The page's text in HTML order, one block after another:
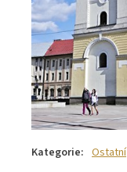
Kategorie: Ostatní